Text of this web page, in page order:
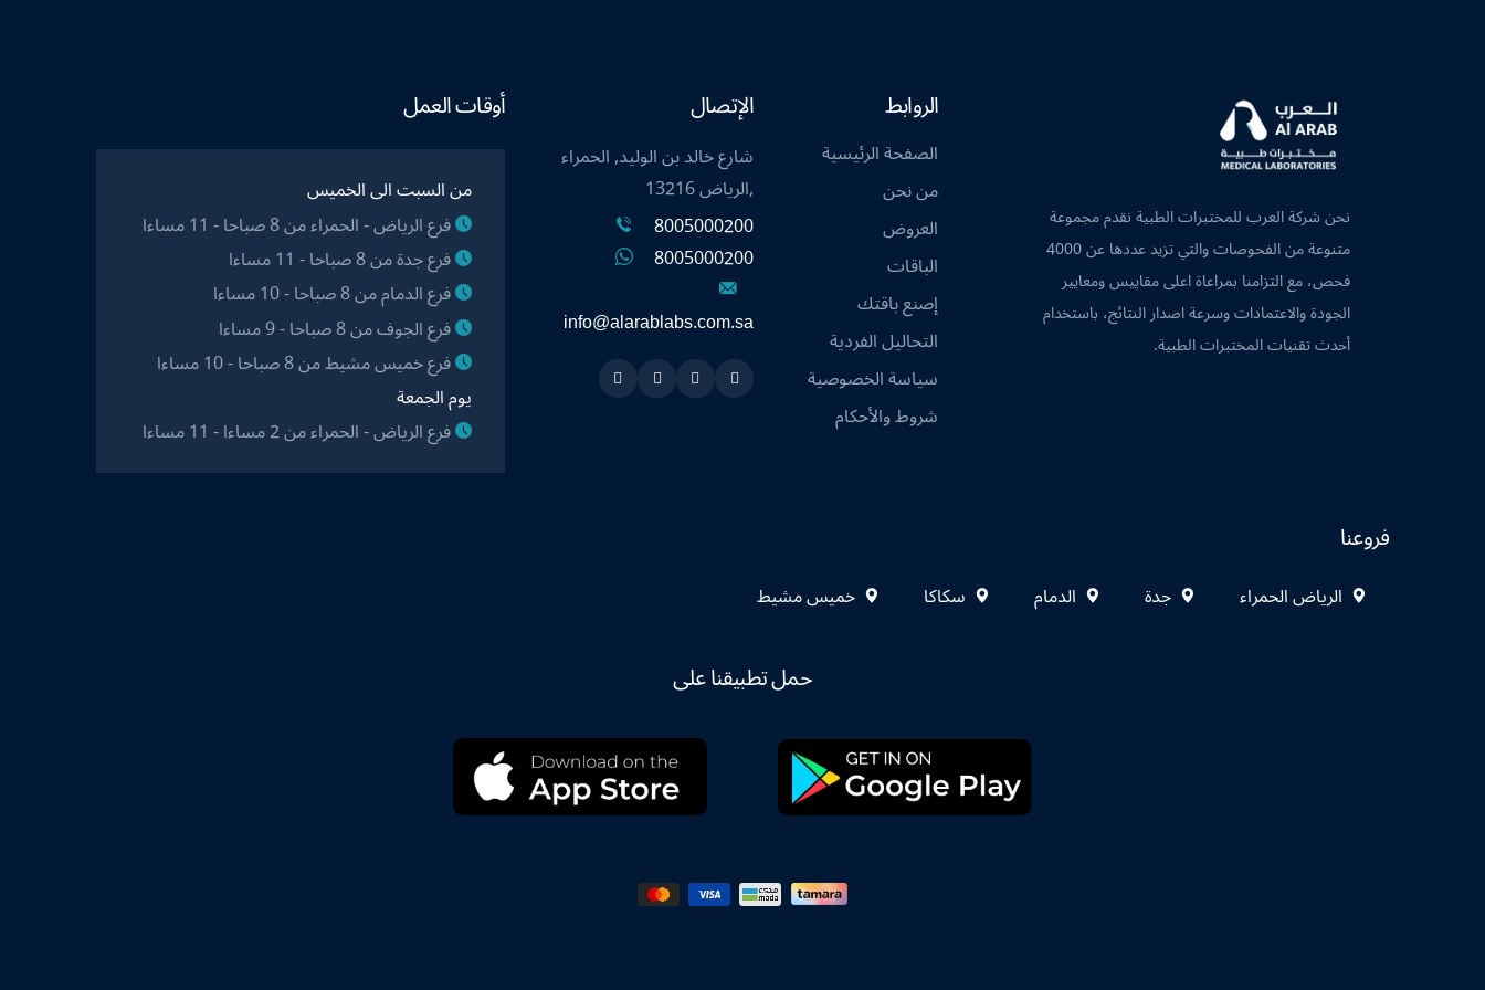
نحن شركة العرب للمختبرات الطبية نقدم مجموعة
متنوعة من الفحوصات والتي تزيد عددها عن 4000
فحص، مع التزامنا بمراعاة اعلى مقاييس ومعايير
الجودة والاعتمادات وسرعة اصدار النتائج، باستخدام
أحدث تقنيات المختبرات الطبية.
الروابط
الصفحة الرئيسية
من نحن
العروض
الباقات
إصنع باقتك
التحاليل الفردية
سياسة الخصوصية
شروط والأحكام
الإتصال
شارع خالد بن الوليد, الحمراء
,الرياض 13216
8005000200
8005000200
info@alarablabs.com.sa
Snapchat
Twitter
Linkedin
Instagram
أوقات العمل
من السبت الى الخميس
فرع الرياض - الحمراء من 8 صباحا - 11 مساءا
فرع جدة من 8 صباحا - 11 مساءا
فرع الدمام من 8 صباحا - 10 مساءا
فرع الجوف من 8 صباحا - 9 مساءا
فرع خميس مشيط من 8 صباحا - 10 مساءا
يوم الجمعة
فرع الرياض - الحمراء من 2 مساءا - 11 مساءا
فروعنا
الرياض الحمراء جدة الدمام سكاكا خميس مشيط
حمل تطبيقنا على